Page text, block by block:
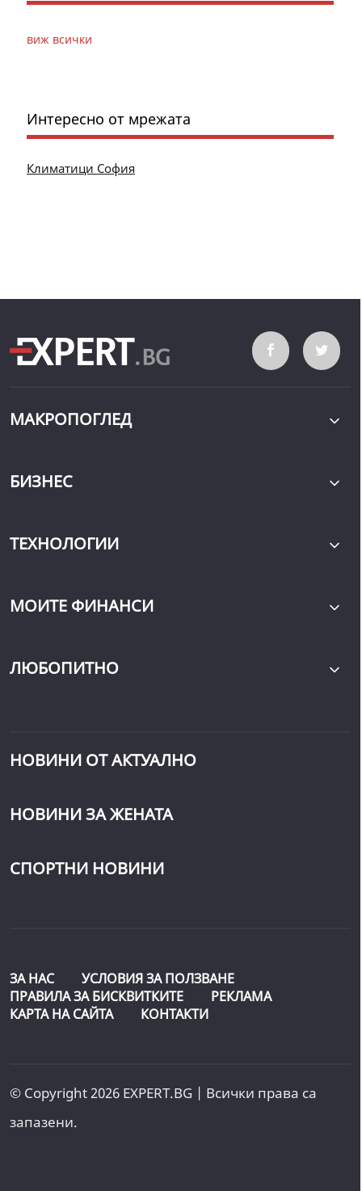
виж всички
Интересно от мрежата
Климатици София
МАКРОПОГЛЕД
БИЗНЕС
ТЕХНОЛОГИИ
МОИТЕ ФИНАНСИ
ЛЮБОПИТНО
НОВИНИ ОТ АКТУАЛНО
НОВИНИ ЗА ЖЕНАТА
СПОРТНИ НОВИНИ
ЗА НАС
УСЛОВИЯ ЗА ПОЛЗВАНЕ
ПРАВИЛА ЗА БИСКВИТКИТЕ
РЕКЛАМА
КАРТА НА САЙТА
КОНТАКТИ
© Copyright 2026 EXPERT.BG | Всички права са
запазени.